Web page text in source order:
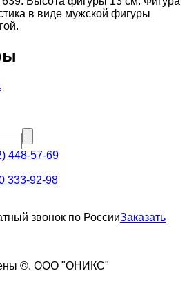
в виде мужской фигуры
448-57-69
333-92-98
звонок по РоссииЗаказать
©. ООО "ОНИКС"